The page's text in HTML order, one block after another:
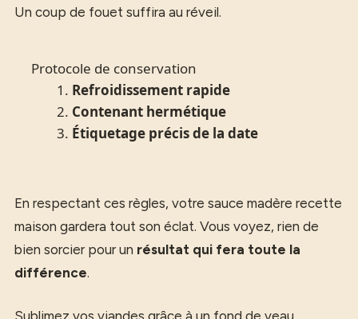
Un coup de fouet suffira au réveil.
Protocole de conservation
Refroidissement rapide
Contenant hermétique
Étiquetage précis de la date
En respectant ces règles, votre sauce madère recette
maison gardera tout son éclat. Vous voyez, rien de
bien sorcier pour un résultat qui fera toute la
différence.